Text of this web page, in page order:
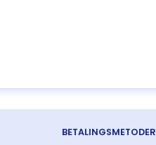
BETALINGSMETODER